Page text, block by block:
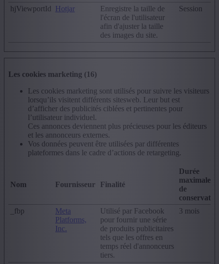
hjViewportId Hotjar
Enregistre la taille de
l'écran de l'utilisateur
afin d'ajuster la taille
des images du site.
Session
Les cookies marketing (16)
Les cookies marketing sont utilisés pour suivre les visiteurs
lorsqu’ils visitent différents sitesweb. Leur but est
d’afficher des publicités ciblées et pertinentes pour
l’utilisateur individuel.
Ces annonces deviennent plus précieuses pour les éditeurs
et les annonceurs externes.
Vos données peuvent être utilisées par différentes
plateformes dans le cadre d’actions de retargeting.
Nom Fournisseur Finalité
Durée
maximale
de
_fbp
Meta
Platforms,
Inc.
Utilisé par Facebook
pour fournir une série
de produits publicitaires
tels que les offres en
temps réel d'annonceurs
tiers.
3 mois